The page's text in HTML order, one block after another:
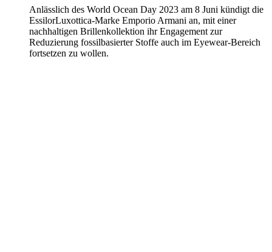
Anlässlich des World Ocean Day 2023 am 8 Juni kündigt die
EssilorLuxottica-Marke Emporio Armani an, mit einer
nachhaltigen Brillenkollektion ihr Engagement zur
Reduzierung fossilbasierter Stoffe auch im Eyewear-Bereich
fortsetzen zu wollen.